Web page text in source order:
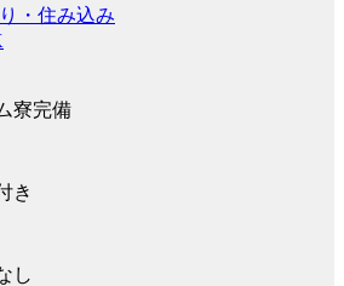
・住み込み
寮完備
き
し